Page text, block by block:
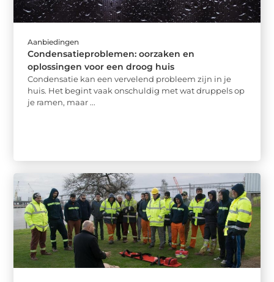
Aanbiedingen
Condensatieproblemen: oorzaken en
oplossingen voor een droog huis
Condensatie kan een vervelend probleem zijn in je
huis. Het begint vaak onschuldig met wat druppels op
je ramen, maar ...